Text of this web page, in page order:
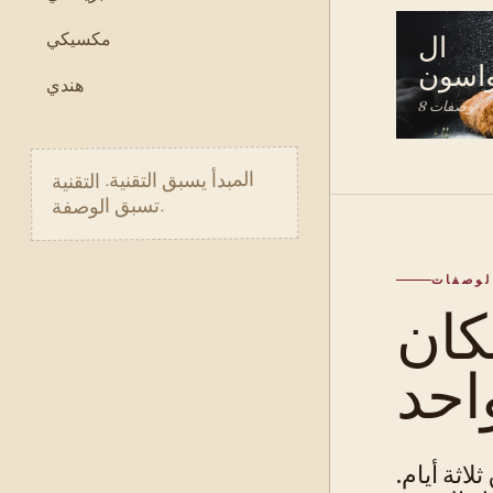
مكسيكي
هندي
المبدأ يسبق التقنية. التقنية
تسبق الوصفة.
ال
8 وصفات
الوصفات
· معجناتأيام.